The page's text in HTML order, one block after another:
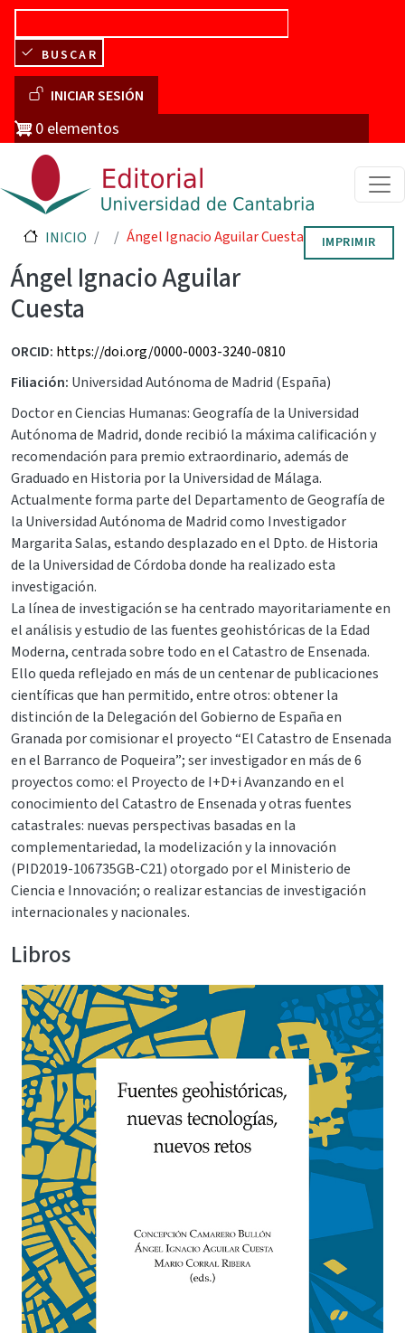
Pasar al contenido principal
BUSCAR
Menú de cuenta de usuario
INICIAR SESIÓN
0 elementos
INICIO Ángel Ignacio Aguilar Cuesta
Ángel Ignacio Aguilar
Cuesta
IMPRIMIR
ORCID https://doi.org/0000-0003-3240-0810
Filiación Universidad Autónoma de Madrid (España)
Doctor en Ciencias Humanas: Geografía de la Universidad
Autónoma de Madrid, donde recibió la máxima calificación y
recomendación para premio extraordinario, además de
Graduado en Historia por la Universidad de Málaga.
Actualmente forma parte del Departamento de Geografía de
la Universidad Autónoma de Madrid como Investigador
Margarita Salas, estando desplazado en el Dpto. de Historia
de la Universidad de Córdoba donde ha realizado esta
investigación.
La línea de investigación se ha centrado mayoritariamente en
el análisis y estudio de las fuentes geohistóricas de la Edad
Moderna, centrada sobre todo en el Catastro de Ensenada.
Ello queda reflejado en más de un centenar de publicaciones
científicas que han permitido, entre otros: obtener la
distinción de la Delegación del Gobierno de España en
Granada por comisionar el proyecto “El Catastro de Ensenada
en el Barranco de Poqueira”; ser investigador en más de 6
proyectos como: el Proyecto de I+D+i Avanzando en el
conocimiento del Catastro de Ensenada y otras fuentes
catastrales: nuevas perspectivas basadas en la
complementariedad, la modelización y la innovación
(PID2019-106735GB-C21) otorgado por el Ministerio de
Ciencia e Innovación; o realizar estancias de investigación
internacionales y nacionales.
Libros